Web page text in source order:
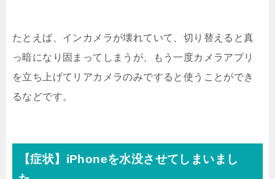
たとえば、インカメラが壊れていて、切り替えると真
っ暗になり固まってしまうが、もう一度カメラアプリ
を立ち上げてリアカメラのみですると使うことができ
るなどです。
【症状】iPhoneを水没させてしまいまし